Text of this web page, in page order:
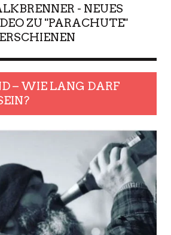
- NEUES
ZU "PARACHUTE"
ERSCHIENEN
– WIE LANG DARF